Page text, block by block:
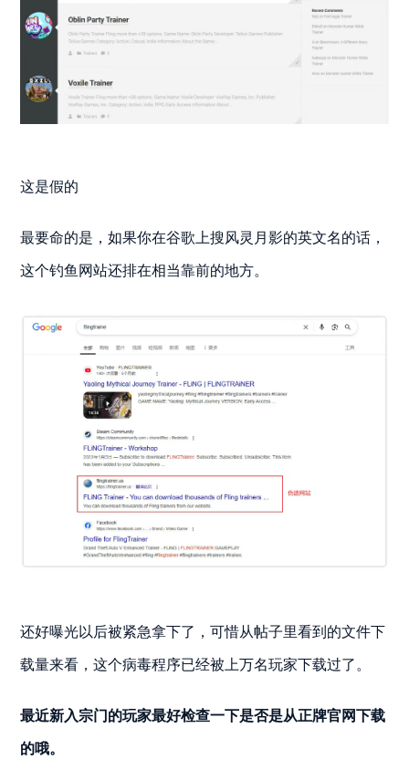
这是假的
最要命的是，如果你在谷歌上搜风灵月影的英文名的话，
这个钓鱼网站还排在相当靠前的地方。
还好曝光以后被紧急拿下了，可惜从帖子里看到的文件下
载量来看，这个病毒程序已经被上万名玩家下载过了。
最近新入宗门的玩家最好检查一下是否是从正牌官网下载
的哦。